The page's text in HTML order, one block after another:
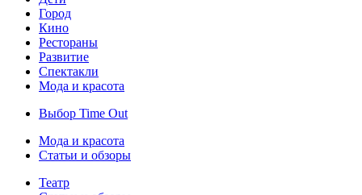
Город
Кино
Рестораны
Развитие
Спектакли
Мода и красота
Выбор Time Out
Мода и красота
Статьи и обзоры
Театр